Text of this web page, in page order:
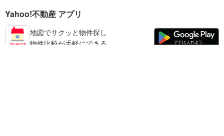
Yahoo!不動産 アプリ
地図でサクッと物件探し
物件比較が手軽にできる